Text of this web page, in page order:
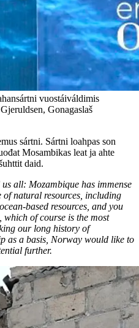
vuostáiváldimis
Gonagaslaš
sártni. Sártni loahpas son
Mosambikas leat ja ahte
daid.
all: Mozambique has immense
of natural resources, including
based resources, and you
which of course is the most
our long history of
as a basis, Norway would like to
further.